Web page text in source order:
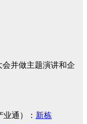
通）： 新栋